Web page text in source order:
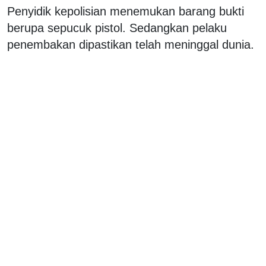
Penyidik kepolisian menemukan barang bukti
berupa sepucuk pistol. Sedangkan pelaku
penembakan dipastikan telah meninggal dunia.